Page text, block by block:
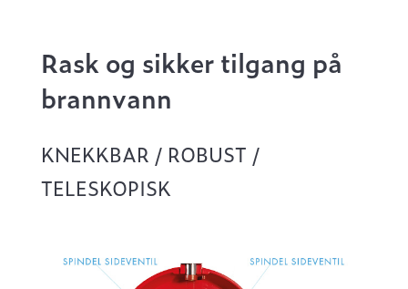
Rask og sikker tilgang på
brannvann
KNEKKBAR / ROBUST /
TELESKOPISK